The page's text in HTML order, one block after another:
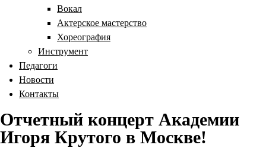
Вокал
Актерское мастерство
Хореография
Инструмент
Педагоги
Новости
Контакты
Отчетный концерт Академии
Игоря Крутого в Москве!